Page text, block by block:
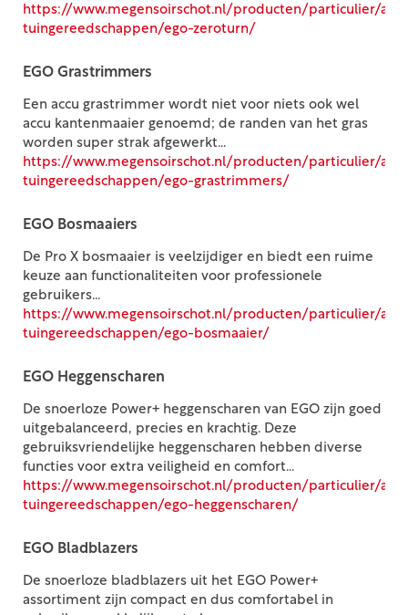
https://www.megensoirschot.nl/producten/particulier/
tuingereedschappen/ego-zeroturn/
EGO Grastrimmers
Een accu grastrimmer wordt niet voor niets ook wel
accu kantenmaaier genoemd; de randen van het gras
worden super strak afgewerkt...
https://www.megensoirschot.nl/producten/particulier/
tuingereedschappen/ego-grastrimmers/
EGO Bosmaaiers
De Pro X bosmaaier is veelzijdiger en biedt een ruime
keuze aan functionaliteiten voor professionele
gebruikers...
https://www.megensoirschot.nl/producten/particulier/
tuingereedschappen/ego-bosmaaier/
EGO Heggenscharen
De snoerloze Power+ heggenscharen van EGO zijn goed
uitgebalanceerd, precies en krachtig. Deze
gebruiksvriendelijke heggenscharen hebben diverse
functies voor extra veiligheid en comfort...
https://www.megensoirschot.nl/producten/particulier/
tuingereedschappen/ego-heggenscharen/
EGO Bladblazers
De snoerloze bladblazers uit het EGO Power+
assortiment zijn compact en dus comfortabel in